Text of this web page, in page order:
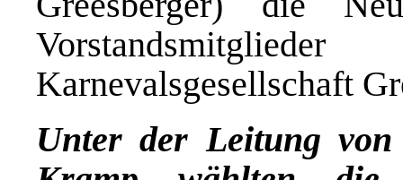
Karnevalsgesellschaft
Unter der Leitung